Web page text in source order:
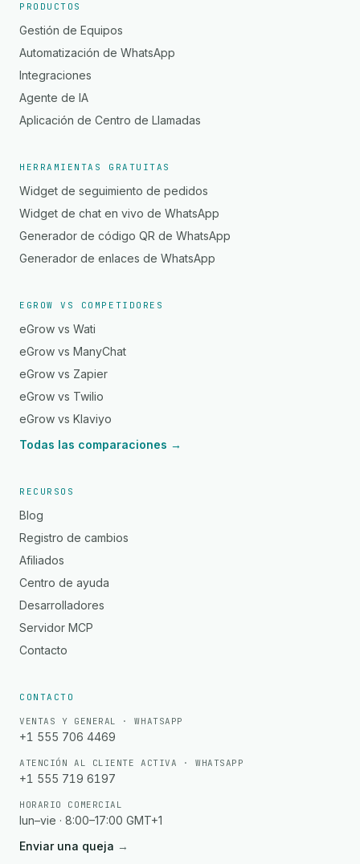
PRODUCTOS
Gestión de Equipos
Automatización de WhatsApp
Integraciones
Agente de IA
Aplicación de Centro de Llamadas
HERRAMIENTAS GRATUITAS
Widget de seguimiento de pedidos
Widget de chat en vivo de WhatsApp
Generador de código QR de WhatsApp
Generador de enlaces de WhatsApp
EGROW VS COMPETIDORES
eGrow vs Wati
eGrow vs ManyChat
eGrow vs Zapier
eGrow vs Twilio
eGrow vs Klaviyo
Todas las comparaciones →
RECURSOS
Blog
Registro de cambios
Afiliados
Centro de ayuda
Desarrolladores
Servidor MCP
Contacto
CONTACTO
VENTAS Y GENERAL · WHATSAPP
+1 555 706 4469
ATENCIÓN AL CLIENTE ACTIVA · WHATSAPP
+1 555 719 6197
HORARIO COMERCIAL
lun–vie · 8:00–17:00 GMT+1
Enviar una queja →